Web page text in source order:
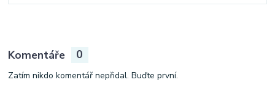
Komentáře 0
Zatím nikdo komentář nepřidal. Buďte první.